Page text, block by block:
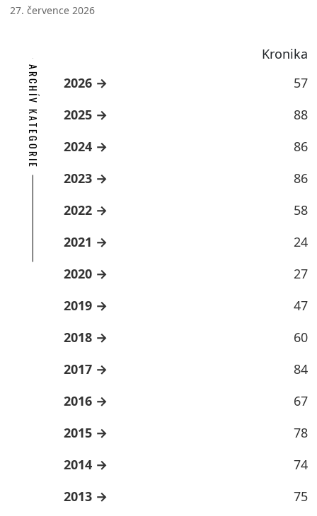
27. července 2026
Kronika
ARCHÍV KATEGORIE 2026
57
2025
88
2024
86
2023
86
2022
58
2021
24
2020
27
2019
47
2018
60
2017
84
2016
67
2015
78
2014
74
2013
75